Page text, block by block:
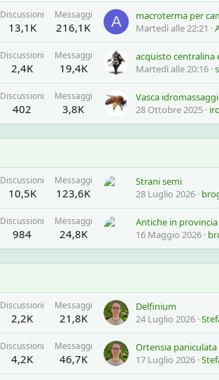
Discussioni
13,1K
Messaggi
216,1K A
macroterma per
Martedì alle 22:21
Discussioni
2,4K
Messaggi
19,4K
acquisto centralina
Martedì alle 20:16
Discussioni
402
Messaggi
3,8K
Vasca
28 Ottobre 2025
Discussioni
10,5K
Messaggi
123,6K
Strani semi
28 Luglio 2026
Discussioni
984
Messaggi
24,8K
Antiche in
16 Maggio 2026
Discussioni
2,2K
Messaggi
21,8K
Delfinium
24 Luglio 2026
Discussioni
4,2K
Messaggi
46,7K
17 Luglio 2026